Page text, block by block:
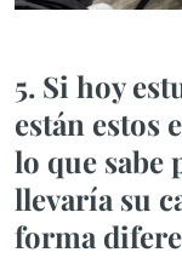
5. Si hoy
están estos
lo que sabe
llevaría su
forma